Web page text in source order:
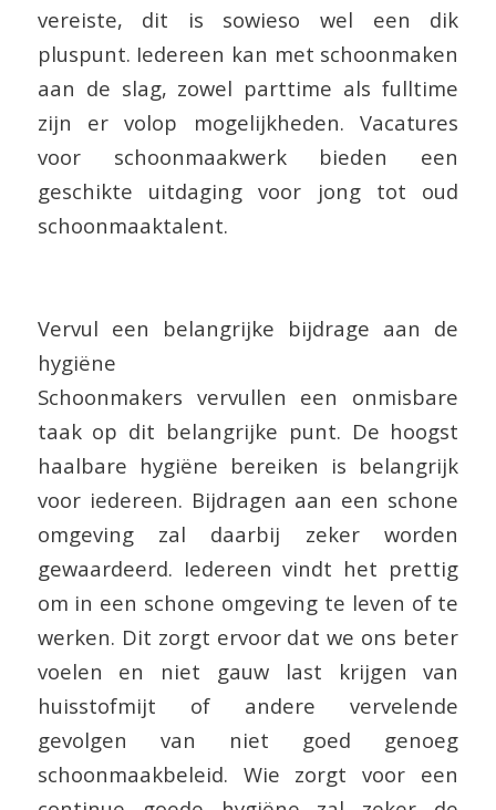
vereiste, dit is sowieso wel een dik
pluspunt. Iedereen kan met schoonmaken
aan de slag, zowel parttime als fulltime
zijn er volop mogelijkheden. Vacatures
voor schoonmaakwerk bieden een
geschikte uitdaging voor jong tot oud
schoonmaaktalent.
Vervul een belangrijke bijdrage aan de
hygiëne
Schoonmakers vervullen een onmisbare
taak op dit belangrijke punt. De hoogst
haalbare hygiëne bereiken is belangrijk
voor iedereen. Bijdragen aan een schone
omgeving zal daarbij zeker worden
gewaardeerd. Iedereen vindt het prettig
om in een schone omgeving te leven of te
werken. Dit zorgt ervoor dat we ons beter
voelen en niet gauw last krijgen van
huisstofmijt of andere vervelende
gevolgen van niet goed genoeg
schoonmaakbeleid. Wie zorgt voor een